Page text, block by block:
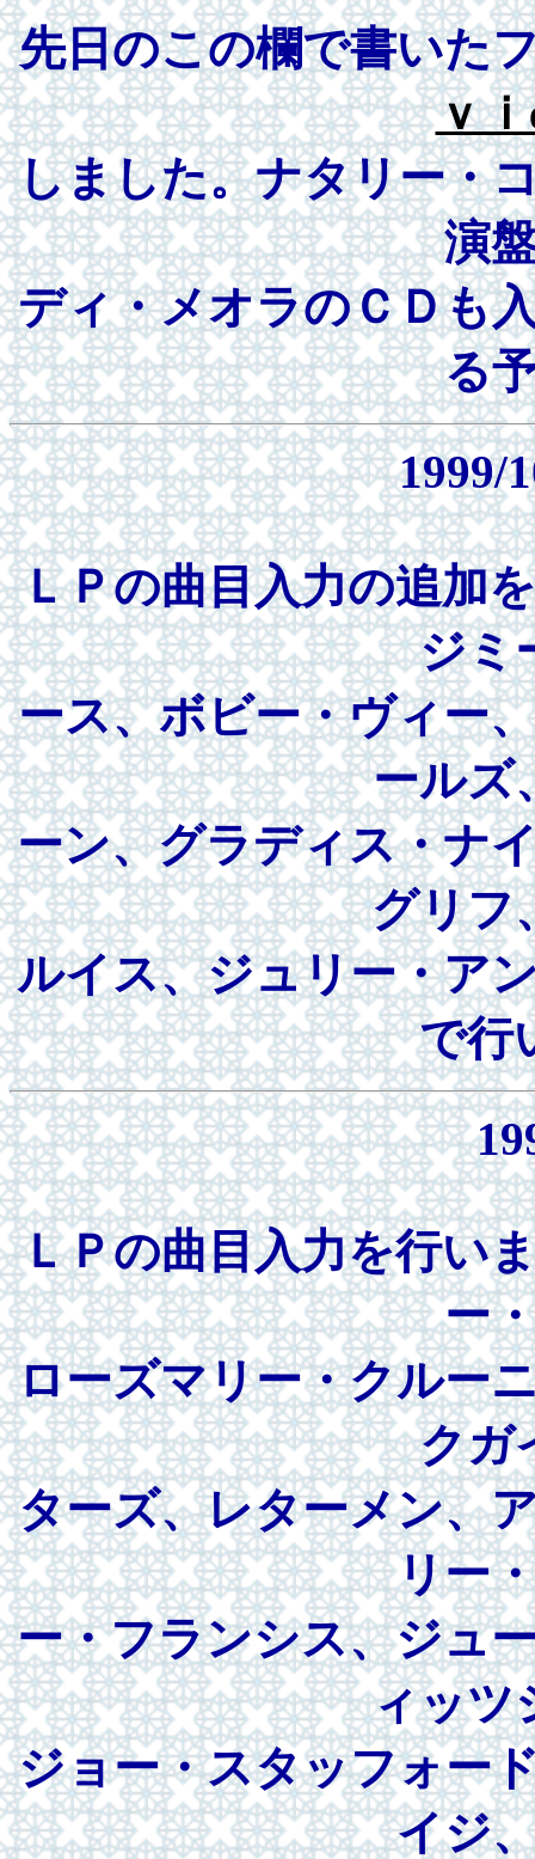
先日のこの欄で書いた
ｖ
しました。ナタリー・
演
ディ・メオラのＣＤも
る
1999/
ＬＰの曲目入力の追加
ジミ
ース、ボビー・ヴィー
ールズ
ーン、グラディス・ナ
グリフ
ルイス、ジュリー・ア
で行
ＬＰの曲目入力を行い
ー
ローズマリー・クルー
クガ
ターズ、レターメン、
リー
ー・フランシス、ジュ
ィッツ
ジョー・スタッフォー
イジ